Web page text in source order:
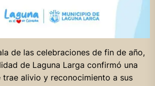
de las celebraciones de fin de año,
de Laguna Larga confirmó una
trae alivio y reconocimiento a sus